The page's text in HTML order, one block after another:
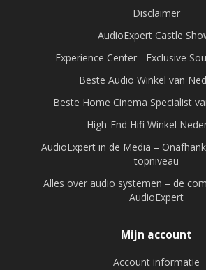
Disclaimer
AudioExpert Castle
Experience Center - Exclusive
Beste Audio Winkel van
Beste Home Cinema Specialist
High-End Hifi Winkel
AudioExpert in de Media –
topniveau
Alles over audio systemen – de
AudioExpert
Mijn account
Account informatie